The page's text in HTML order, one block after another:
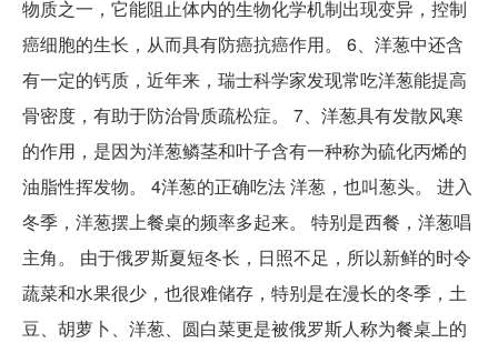
物质之一，它能阻止体内的生物化学机制出现变异，控制
癌细胞的生长，从而具有防癌抗癌作用。 6、洋葱中还含
有一定的钙质，近年来，瑞士科学家发现常吃洋葱能提高
骨密度，有助于防治骨质疏松症。 7、洋葱具有发散风寒
的作用，是因为洋葱鳞茎和叶子含有一种称为硫化丙烯的
油脂性挥发物。 4洋葱的正确吃法 洋葱，也叫葱头。 进入
冬季，洋葱摆上餐桌的频率多起来。 特别是西餐，洋葱唱
主角。 由于俄罗斯夏短冬长，日照不足，所以新鲜的时令
蔬菜和水果很少，也很难储存，特别是在漫长的冬季，土
豆、胡萝卜、洋葱、圆白菜更是被俄罗斯人称为餐桌上的